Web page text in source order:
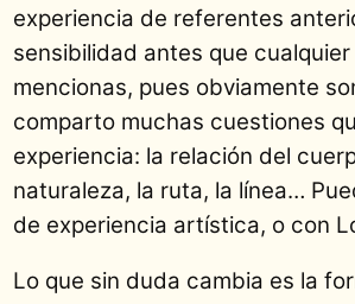
experiencia de referentes
sensibilidad antes que
mencionas, pues obviamente
comparto muchas cuestiones
experiencia: la relación del
naturaleza, la ruta, la línea…
de experiencia artística, o con
Lo que sin duda cambia es la